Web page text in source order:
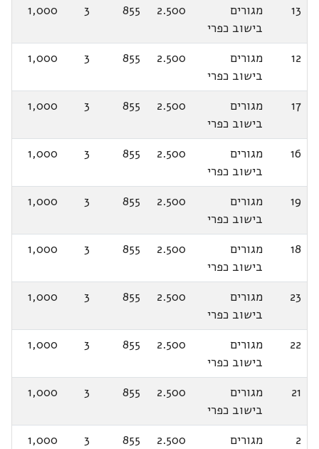
13
מגורים
בישוב כפרי
2.500
855
3
1,000
12
מגורים
בישוב כפרי
2.500
855
3
1,000
17
מגורים
בישוב כפרי
2.500
855
3
1,000
16
מגורים
בישוב כפרי
2.500
855
3
1,000
19
מגורים
בישוב כפרי
2.500
855
3
1,000
18
מגורים
בישוב כפרי
2.500
855
3
1,000
23
מגורים
בישוב כפרי
2.500
855
3
1,000
22
מגורים
בישוב כפרי
2.500
855
3
1,000
21
מגורים
בישוב כפרי
2.500
855
3
1,000
2
מגורים
2.500
855
3
1,000